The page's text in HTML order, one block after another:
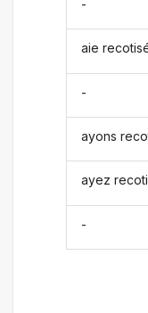
-
aie
-
ayons
ayez
-